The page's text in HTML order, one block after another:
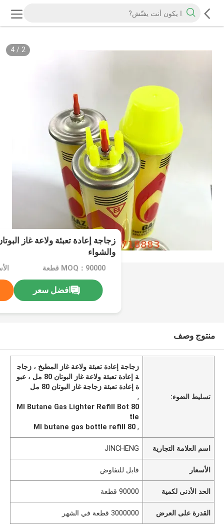
2
/
4
والشواء
MOQ：90000 قطعة
افضل سعر
منتوج وصف
تسليط الضوء:
زجاجة إعادة تعبئة ولاعة غاز المطبخ ، زجاج
ة إعادة تعبئة ولاعة غاز البوتان 80 مل ، عبو
ة إعادة تعبئة زجاجة غاز البوتان 80 مل
,
80 Ml Butane Gas Lighter Refill Bot
tle
,
80 Ml butane gas bottle refill
اسم العلامة التجارية JINCHENG
الأسعار قابل للتفاوض
الحد الأدنى لكمية 90000 قطعة
القدرة على العرض 3000000 قطعة في الشهر